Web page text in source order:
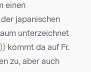
einen
japanischen
unterzeichnet
kommt da auf Fr.
zu, aber auch